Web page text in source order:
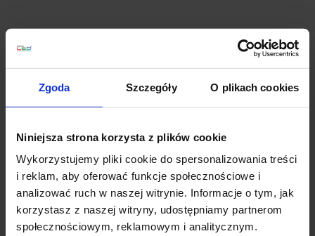
Zgoda Szczegóły O plikach cookies
Niniejsza strona korzysta z plików cookie
Wykorzystujemy pliki cookie do spersonalizowania treści
i reklam, aby oferować funkcje społecznościowe i
analizować ruch w naszej witrynie. Informacje o tym, jak
korzystasz z naszej witryny, udostępniamy partnerom
społecznościowym, reklamowym i analitycznym.
Planujesz większy zakup? Negocjuj cenę!
Jeśli masz pytania lub potrzebujesz pomocy, zadzwoń
lub napisz do nas: pracujemy od 8:00 do 18:00,
odpowiedzi na e-maile od 8:00 do 22:00.
phone +48 694 000 777,+48 799 220 777
email sklep@salonled.pl